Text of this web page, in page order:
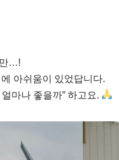
만…!
아쉬움이 있었답니다.
마나 좋을까” 하고요.